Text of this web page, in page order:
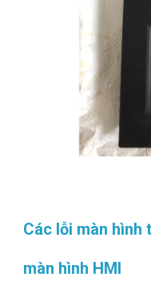
Các lỗi màn hình
màn hình HMI